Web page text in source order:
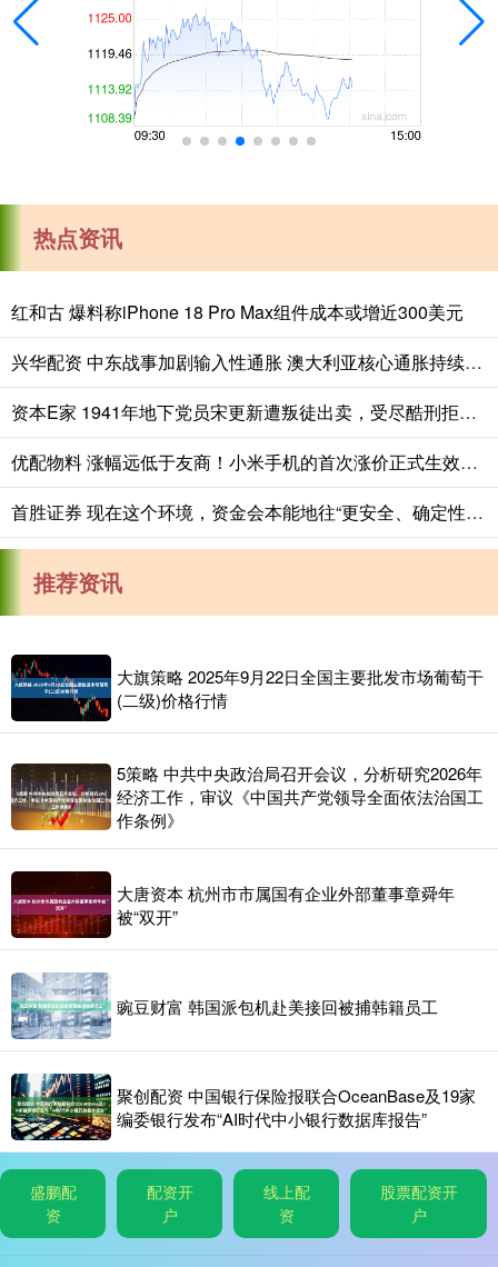
热点资讯
红和古 爆料称iPhone 18 Pro Max组件成本或增近300美元
兴华配资 中东战事加剧输入性通胀 澳大利亚核心通胀持续高于目标区间
资本E家 1941年地下党员宋更新遭叛徒出卖，受尽酷刑拒不招供，枪决后奇迹生还
优配物料 涨幅远低于友商！小米手机的首次涨价正式生效，最高也就涨400元
首胜证券 现在这个环境，资金会本能地往“更安全、确定性更高”的地方走
推荐资讯
大旗策略 2025年9月22日全国主要批发市场葡萄干
(二级)价格行情
5策略 中共中央政治局召开会议，分析研究2026年
经济工作，审议《中国共产党领导全面依法治国工
作条例》
大唐资本 杭州市市属国有企业外部董事章舜年
被“双开”
豌豆财富 韩国派包机赴美接回被捕韩籍员工
聚创配资 中国银行保险报联合OceanBase及19家
编委银行发布“AI时代中小银行数据库报告”
盛鹏配
资
配资开
户
线上配
资
股票配资开
户